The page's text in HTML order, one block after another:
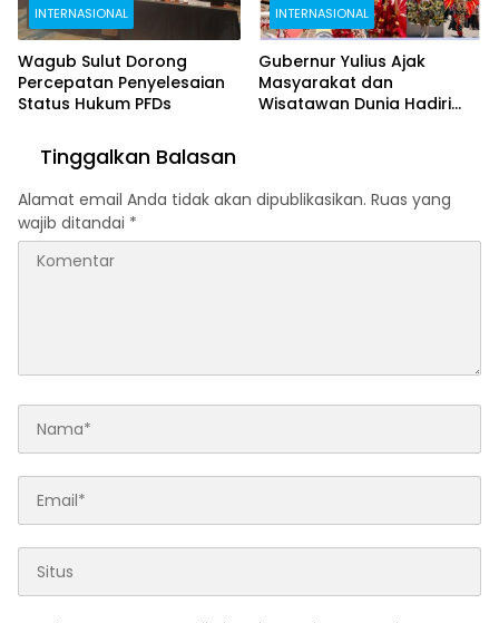
INTERNASIONAL
Wagub Sulut Dorong
Percepatan Penyelesaian
Status Hukum PFDs
INTERNASIONAL
Gubernur Yulius Ajak
Masyarakat dan
Wisatawan Dunia Hadiri
Tinggalkan Balasan
Alamat email Anda tidak akan dipublikasikan. Ruas yang
wajib ditandai *